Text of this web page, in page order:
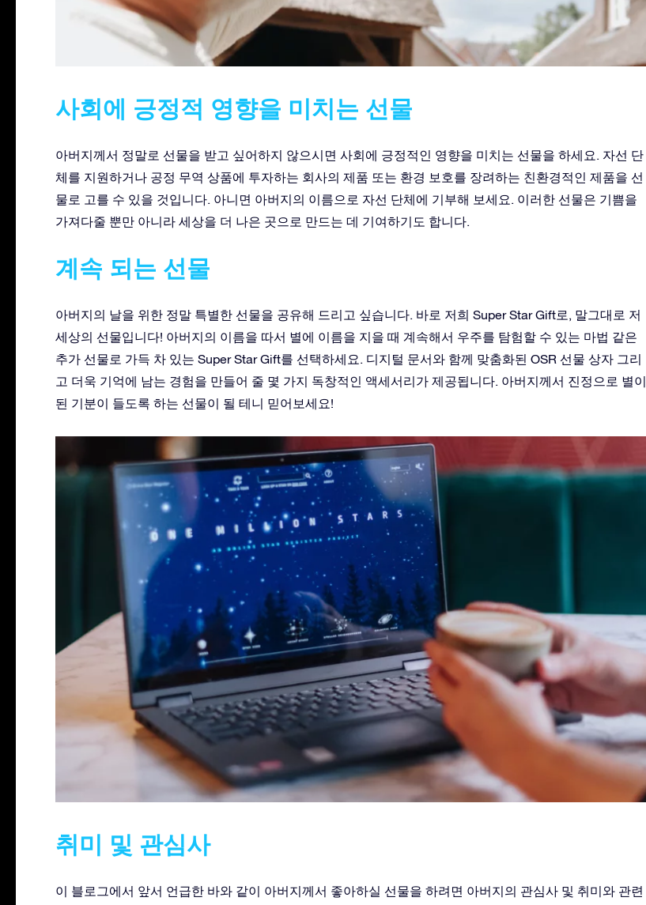
사회에 긍정적 영향을 미치는 선물
아버지께서 정말로 선물을 받고 싶어하지 않으시면 사회에 긍정적인 영향을 미치는 선물을 하세요. 자선 단
체를 지원하거나 공정 무역 상품에 투자하는 회사의 제품 또는 환경 보호를 장려하는 친환경적인 제품을 선
물로 고를 수 있을 것입니다. 아니면 아버지의 이름으로 자선 단체에 기부해 보세요. 이러한 선물은 기쁨을
가져다줄 뿐만 아니라 세상을 더 나은 곳으로 만드는 데 기여하기도 합니다.
계속 되는 선물
아버지의 날을 위한 정말 특별한 선물을 공유해 드리고 싶습니다. 바로 저희 Super Star Gift로, 말그대로 저
세상의 선물입니다! 아버지의 이름을 따서 별에 이름을 지을 때 계속해서 우주를 탐험할 수 있는 마법 같은
추가 선물로 가득 차 있는 Super Star Gift를 선택하세요. 디지털 문서와 함께 맞춤화된 OSR 선물 상자 그리
고 더욱 기억에 남는 경험을 만들어 줄 몇 가지 독창적인 액세서리가 제공됩니다. 아버지께서 진정으로 별이
된 기분이 들도록 하는 선물이 될 테니 믿어보세요!
취미 및 관심사
이 블로그에서 앞서 언급한 바와 같이 아버지께서 좋아하실 선물을 하려면 아버지의 관심사 및 취미와 관련